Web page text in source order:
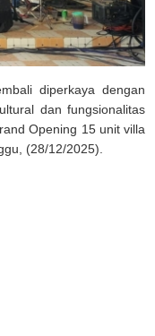
diperkaya dengan
dan fungsionalitas
Opening 15 unit villa
(28/12/2025).